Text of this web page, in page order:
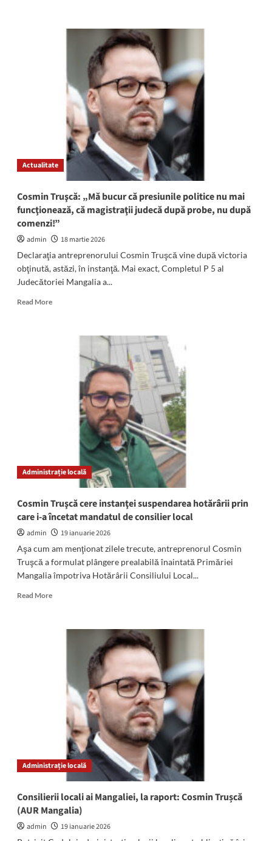
Luni,
susținerea
revenirii
medicului
Lefter
conducerea
Spitalului
Actualitate
Cosmin Truşcă: „Mă bucur că presiunile politice nu mai
funcţionează, că magistraţii judecă după probe, nu după
comenzi!”
admin
18 martie 2026
Declaraţia antreprenorului Cosmin Truşcă vine după victoria
obţinută, astăzi, în instanţă. Mai exact, Completul P 5 al
Judecătoriei Mangalia a...
Read MoreRead
presiunile
funcţionează,
magistraţii
judecă
nu
după
comenzi!”
Administrație locală
Cosmin Truşcă cere instanţei suspendarea hotărârii prin
care i-a încetat mandatul de consilier local
admin
19 ianuarie 2026
Aşa cum am menţionat zilele trecute, antreprenorul Cosmin
Truşcă a formulat plângere prealabilă înaintată Primăriei
Mangalia împotriva Hotărârii Consiliului Local...
Read MoreRead
Cosmin
hotărârii
încetat
mandatul
de
Administrație locală
Consilierii locali ai Mangaliei, la raport: Cosmin Trușcă
(AUR Mangalia)
admin
19 ianuarie 2026